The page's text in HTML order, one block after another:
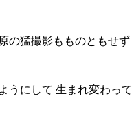
の猛撮影もものともせ
うにして 生まれ変わっ